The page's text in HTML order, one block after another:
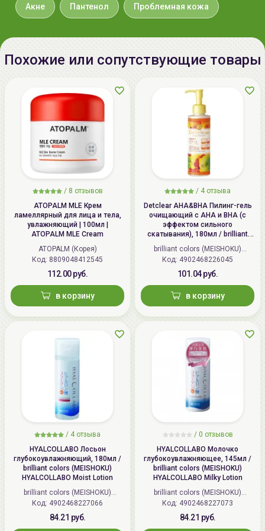
Способ применения:
Перед применением средства рекомендуется
предварительно воспользоваться средствами
очистки кожи
лица, и нанести
Небольшое количество средства и тонким
слоем распределите непосредственно по
проблемном участке кожи.
Республика Корея, Republic of
Korea, 19-3 Угакгол-гил, Сусин-
ИП Мигаль Наталья Петровна,
УНП 192179286, Беларусь,
220020 Минск, ул.Радужная 4/1-
136. www.allcosmetics.by, E-mail:
info@allcosmetics.by,
Акне Пантенол Проблемная кожа
Похожие или сопутствующие товары
/ 8 отзывов
ATOPALM MLE Крем
ламеллярный для лица и тела,
увлажняющий | 100мл |
ATOPALM MLE Cream
ATOPALM (Корея)
Код: 8809048412545
112.00 руб.
в корзину
/ 4 отзыва
Detclear AHA&BHA Пилинг-гель
очищающий с AHA и BHA (с
эффектом сильного
скатывания), 180мл / brilliant
colors (MEISHOKU) Detclear
Bright&Peel AHA&BHA Fruits
Peeling Jelly
brilliant colors (MEISHOKU)
(Япония)
Код: 4902468226045
101.04 руб.
в корзину
/ 4 отзыва
HYALCOLLABO Лосьон
глубокоувлажняющий, 180мл /
brilliant colors (MEISHOKU)
HYALCOLLABO Moist Lotion
brilliant colors (MEISHOKU)
(Япония)
Код: 4902468227066
84.21 руб.
/ 0 отзывов
HYALCOLLABO Молочко
глубокоувлажняющее, 145мл /
brilliant colors (MEISHOKU)
HYALCOLLABO Milky Lotion
brilliant colors (MEISHOKU)
(Япония)
Код: 4902468227073
84.21 руб.